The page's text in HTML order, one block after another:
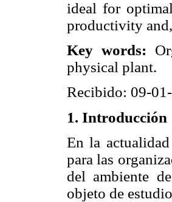
ideal for
productivity
Key words:
physical plant.
Recibido: 09-
1. Introducción
En la
para las
del ambiente
objeto de